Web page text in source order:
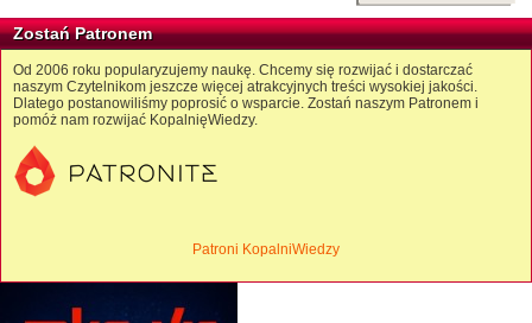
Zostań Patronem
Od 2006 roku popularyzujemy naukę. Chcemy się rozwijać i dostarczać
naszym Czytelnikom jeszcze więcej atrakcyjnych treści wysokiej jakości.
Dlatego postanowiliśmy poprosić o wsparcie. Zostań naszym Patronem i
pomóż nam rozwijać KopalnięWiedzy.
Patroni KopalniWiedzy